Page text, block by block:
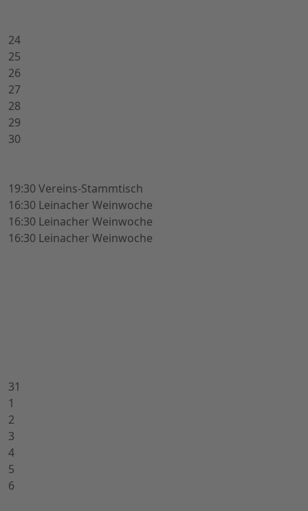
24
25
26
27
28
29
30
19:30 Vereins-Stammtisch
16:30 Leinacher Weinwoche
16:30 Leinacher Weinwoche
16:30 Leinacher Weinwoche
31
1
2
3
4
5
6